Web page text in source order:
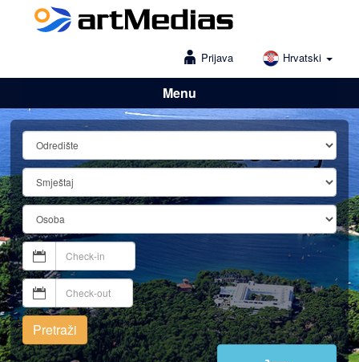
Prijava Hrvatski
Menu
Lošinj
Pretraži